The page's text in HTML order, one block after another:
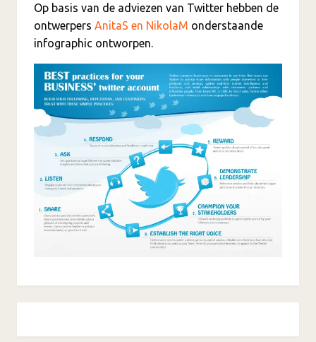
Op basis van de adviezen van Twitter hebben de
ontwerpers AnitaS en NikolaM onderstaande
infographic ontworpen.